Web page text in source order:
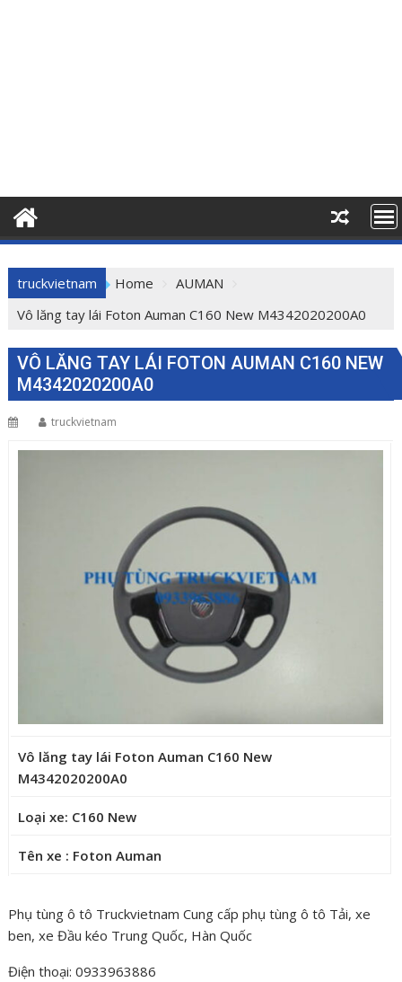
truckvietnam Home
AUMAN
Vô lăng tay lái Foton Auman C160 New M4342020200A0
VÔ LĂNG TAY LÁI FOTON AUMAN C160 NEW
M4342020200A0
truckvietnam
Vô lăng tay lái Foton Auman C160 New
M4342020200A0
Loại xe: C160 New
Tên xe : Foton Auman
Phụ tùng ô tô Truckvietnam Cung cấp phụ tùng ô tô Tải, xe
ben, xe Đầu kéo Trung Quốc, Hàn Quốc
Điện thoại: 0933963886